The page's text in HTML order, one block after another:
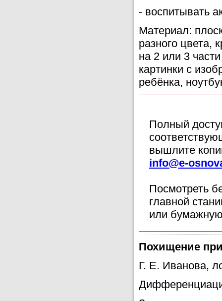
- воспитывать
Материал:
разного цвета,
на 2 или 3
картинки с
ребёнка,
Полный
вышлите
info@e-
Посмотреть
главной
или
Похищение
Г. Е. Иванова,